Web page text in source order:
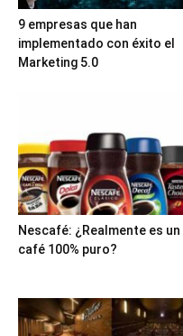
9 empresas que han
implementado con éxito el
Marketing 5.0
Nescafé: ¿Realmente es un
café 100% puro?